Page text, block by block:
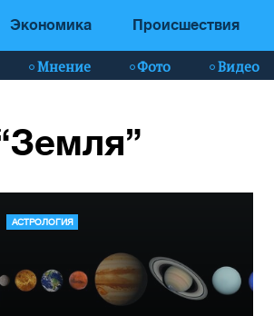
Экономика Происшествия
Мнение Фото Видео
АСТРОЛОГИЯ